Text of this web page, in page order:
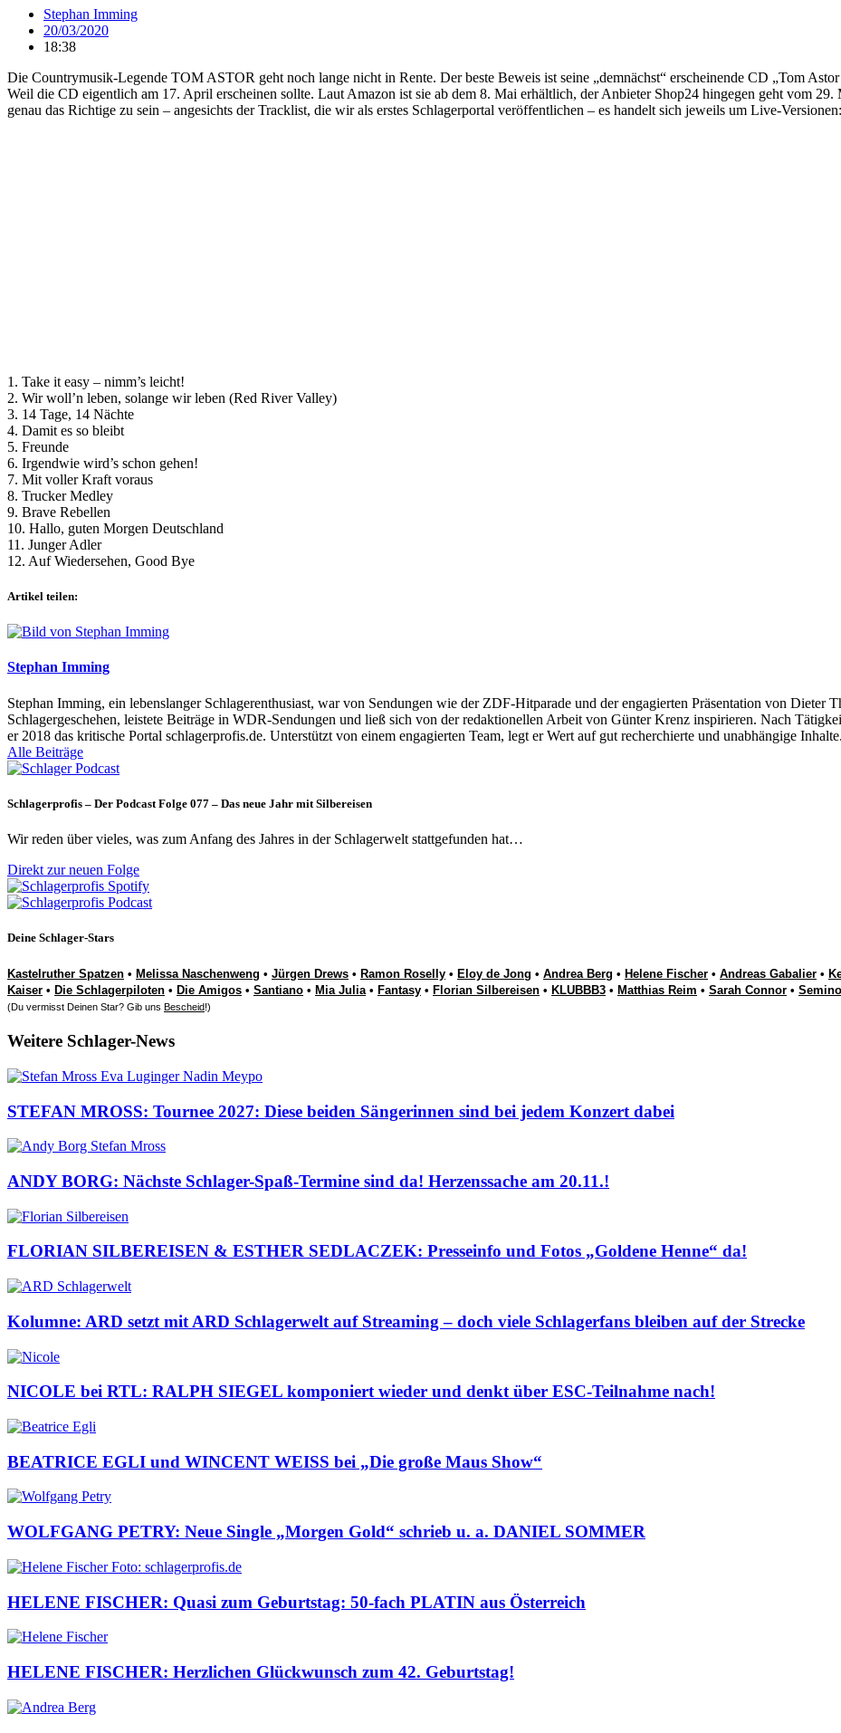
Stephan Imming
20/03/2020
18:38
Die Countrymusik-Legende TOM ASTOR geht noch lange nicht in Rente. Der beste Beweis ist seine „demnächst“ erscheinende CD „Tom
Weil die CD eigentlich am 17. April erscheinen sollte. Laut Amazon ist sie ab dem 8. Mai erhältlich, der Anbieter Shop24 hingegen geht vom
genau das Richtige zu sein – angesichts der Tracklist, die wir als erstes Schlagerportal veröffentlichen – es handelt sich jeweils um Live-Versionen:
1. Take it easy – nimm’s leicht!
2. Wir woll’n leben, solange wir leben (Red River Valley)
3. 14 Tage, 14 Nächte
4. Damit es so bleibt
5. Freunde
6. Irgendwie wird’s schon gehen!
7. Mit voller Kraft voraus
8. Trucker Medley
9. Brave Rebellen
10. Hallo, guten Morgen Deutschland
11. Junger Adler
12. Auf Wiedersehen, Good Bye
Artikel teilen:
Stephan Imming
Stephan Imming, ein lebenslanger Schlagerenthusiast, war von Sendungen wie der ZDF-Hitparade und der engagierten Präsentation von Dieter
Schlagergeschehen, leistete Beiträge in WDR-Sendungen und ließ sich von der redaktionellen Arbeit von Günter Krenz inspirieren. Nach
er 2018 das kritische Portal schlagerprofis.de. Unterstützt von einem engagierten Team, legt er Wert auf gut recherchierte und unabhängige Inhalte.
Alle Beiträge
Schlagerprofis – Der Podcast Folge 077 – Das neue Jahr mit Silbereisen
Wir reden über vieles, was zum Anfang des Jahres in der Schlagerwelt stattgefunden hat…
Direkt zur neuen Folge
Deine Schlager-Stars
Kastelruther Spatzen • Melissa Naschenweng • Jürgen Drews • Ramon Roselly • Eloy de Jong • Andrea Berg • Helene Fischer • Andreas Gabalier •
Kaiser • Die Schlagerpiloten • Die Amigos • Santiano • Mia Julia• Fantasy • Florian Silbereisen • KLUBBB3 • Matthias Reim • Sarah Connor •
(Du vermisst Deinen Star? Gib uns Bescheid!)
Weitere Schlager-News
STEFAN MROSS: Tournee 2027: Diese beiden Sängerinnen sind bei jedem Konzert dabei
ANDY BORG: Nächste Schlager-Spaß-Termine sind da! Herzenssache am 20.11.!
FLORIAN SILBEREISEN & ESTHER SEDLACZEK: Presseinfo und Fotos „Goldene Henne“ da!
Kolumne: ARD setzt mit ARD Schlagerwelt auf Streaming – doch viele Schlagerfans bleiben auf der Strecke
NICOLE bei RTL: RALPH SIEGEL komponiert wieder und denkt über ESC-Teilnahme nach!
BEATRICE EGLI und WINCENT WEISS bei „Die große Maus Show“
WOLFGANG PETRY: Neue Single „Morgen Gold“ schrieb u. a. DANIEL SOMMER
HELENE FISCHER: Quasi zum Geburtstag: 50-fach PLATIN aus Österreich
HELENE FISCHER: Herzlichen Glückwunsch zum 42. Geburtstag!